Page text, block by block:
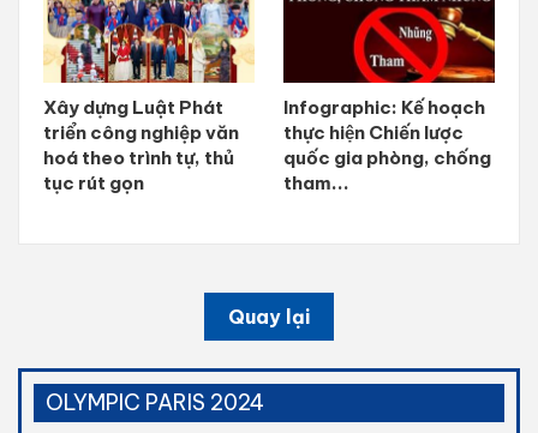
Xây dựng Luật Phát
triển công nghiệp văn
hoá theo trình tự, thủ
tục rút gọn
Infographic: Kế hoạch
thực hiện Chiến lược
quốc gia phòng, chống
tham...
Quay lại
OLYMPIC PARIS 2024